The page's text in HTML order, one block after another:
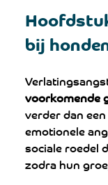
bij
voorkomende
verder dan
emotionele
sociale roedel
zodra hun